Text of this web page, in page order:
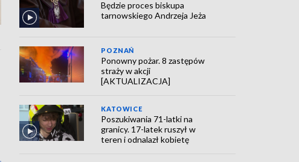
Będzie proces biskupa
tarnowskiego Andrzeja Jeża
POZNAŃ
Ponowny pożar. 8 zastępów
straży w akcji
[AKTUALIZACJA]
KATOWICE
Poszukiwania 71-latki na
granicy. 17-latek ruszył w
teren i odnalazł kobietę